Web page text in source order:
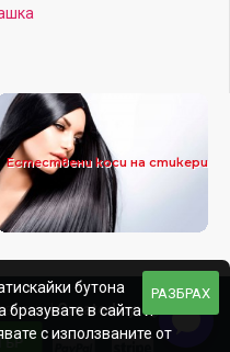
Естествени коси на стикери
|Created by:
РАЗБРАХ
бутона
в сайта и
с използваните от